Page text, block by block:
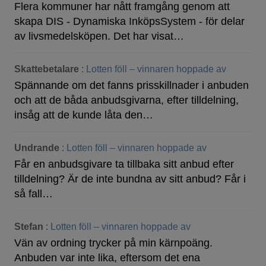
Flera kommuner har nått framgång genom att
skapa DIS - Dynamiska InköpsSystem - för delar
av livsmedelsköpen. Det har visat…
Skattebetalare : Lotten föll – vinnaren hoppade av
Spännande om det fanns prisskillnader i anbuden
och att de båda anbudsgivarna, efter tilldelning,
insåg att de kunde låta den…
Undrande : Lotten föll – vinnaren hoppade av
Får en anbudsgivare ta tillbaka sitt anbud efter
tilldelning? Är de inte bundna av sitt anbud? Får i
så fall…
Stefan : Lotten föll – vinnaren hoppade av
Vän av ordning trycker på min kärnpoäng.
Anbuden var inte lika, eftersom det ena